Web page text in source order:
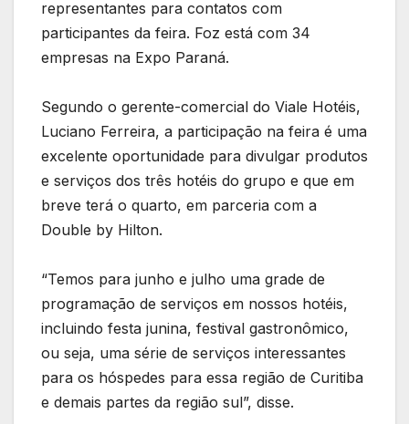
representantes para contatos com
participantes da feira. Foz está com 34
empresas na Expo Paraná.
Segundo o gerente-comercial do Viale Hotéis,
Luciano Ferreira, a participação na feira é uma
excelente oportunidade para divulgar produtos
e serviços dos três hotéis do grupo e que em
breve terá o quarto, em parceria com a
Double by Hilton.
“Temos para junho e julho uma grade de
programação de serviços em nossos hotéis,
incluindo festa junina, festival gastronômico,
ou seja, uma série de serviços interessantes
para os hóspedes para essa região de Curitiba
e demais partes da região sul”, disse.